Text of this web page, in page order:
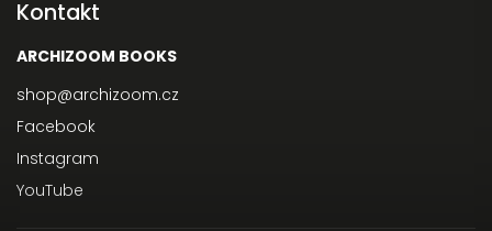
Kontakt
ARCHIZOOM BOOKS
shop@archizoom.cz
Facebook
Instagram
YouTube